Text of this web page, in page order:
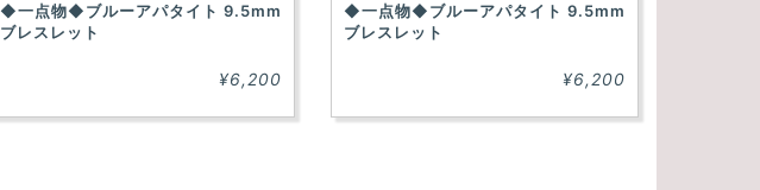
◆一点物◆ブルーアパタイト 9.5mm
ブレスレット
¥6,200
◆一点物◆ブルーアパタイト 9.5mm
ブレスレット
¥6,200